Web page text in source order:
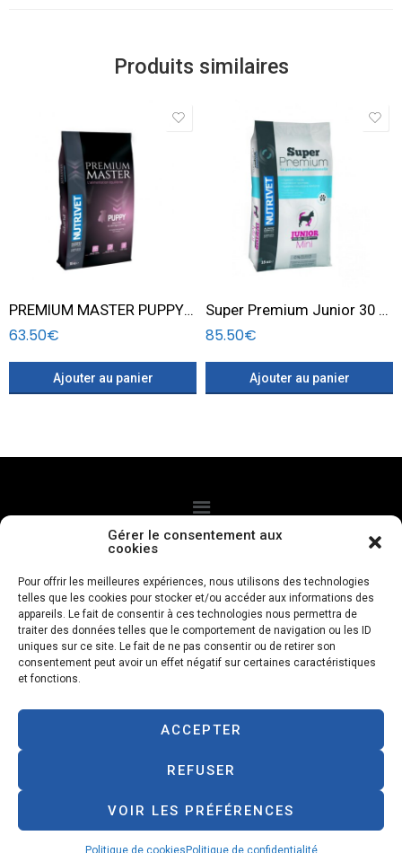
Gérer le consentement aux
cookies
Pour offrir les meilleures expériences, nous utilisons des technologies
telles que les cookies pour stocker et/ou accéder aux informations des
appareils. Le fait de consentir à ces technologies nous permettra de
traiter des données telles que le comportement de navigation ou les ID
uniques sur ce site. Le fait de ne pas consentir ou de retirer son
consentement peut avoir un effet négatif sur certaines caractéristiques
et fonctions.
ACCEPTER
REFUSER
VOIR LES PRÉFÉRENCES
Politique de cookies Politique de confidentialité
Produits similaires
PREMIUM MASTER PUPPY POUR CHIOTS 15 KG
63.50€
Ajouter au panier
Super Premium Junior 30 18 Mini dog 15 KG
85.50€
Ajouter au panier
Politique de cookies
Livraison à domicile
Designed with love bypetfood.re